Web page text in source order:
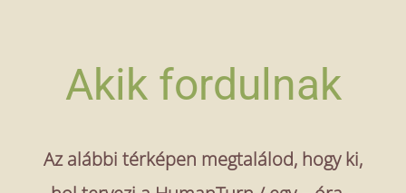
Akik fordulnak
Az alábbi térképen megtalálod, hogy ki,